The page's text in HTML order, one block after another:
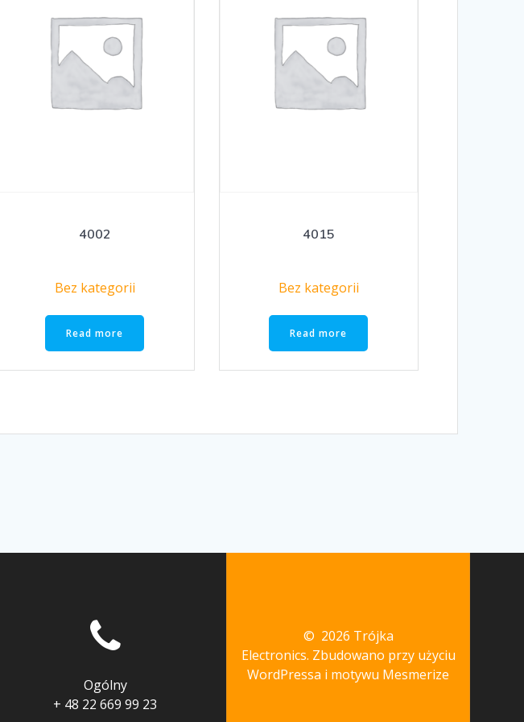
4002
Bez kategorii
Read more
4015
Bez kategorii
Read more
Ogólny
+ 48 22 669 99 23
© 2026 Trójka
Electronics. Zbudowano przy użyciu
WordPressa i motywu Mesmerize